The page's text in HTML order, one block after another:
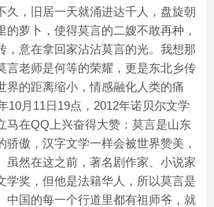
久，旧居一天就涌进达千人，盘旋朝
的萝卜，使得莫言的二嫂不敢再种，
，意在拿回家沾沾莫言的光。我想那
言老师是何等的荣耀，更是东北乡传
界的距离缩小，情感融化人类的痛
10月11日19点，2012年诺贝尔文学
马在QQ上兴奋得大赞：莫言是山东
骄傲，汉字文学一样会被世界赞美，
虽然在这之前，著名剧作家、小说家
学奖，但他是法籍华人，所以莫言是
中国的每一个行道里都有祖师爷，就